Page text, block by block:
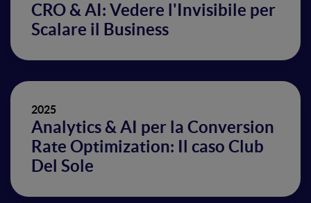
CRO & AI: Vedere l'Invisibile per
Scalare il Business
2025
Analytics & AI per la Conversion
Rate Optimization: Il caso Club
Del Sole